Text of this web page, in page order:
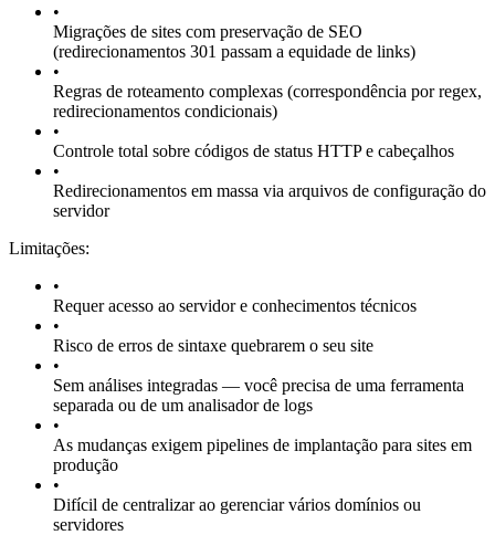
•
Migrações de sites com preservação de SEO
(redirecionamentos 301 passam a equidade de links)
•
Regras de roteamento complexas (correspondência por regex,
redirecionamentos condicionais)
•
Controle total sobre códigos de status HTTP e cabeçalhos
•
Redirecionamentos em massa via arquivos de configuração do
servidor
Limitações:
•
Requer acesso ao servidor e conhecimentos técnicos
•
Risco de erros de sintaxe quebrarem o seu site
•
Sem análises integradas — você precisa de uma ferramenta
separada ou de um analisador de logs
•
As mudanças exigem pipelines de implantação para sites em
produção
•
Difícil de centralizar ao gerenciar vários domínios ou
servidores